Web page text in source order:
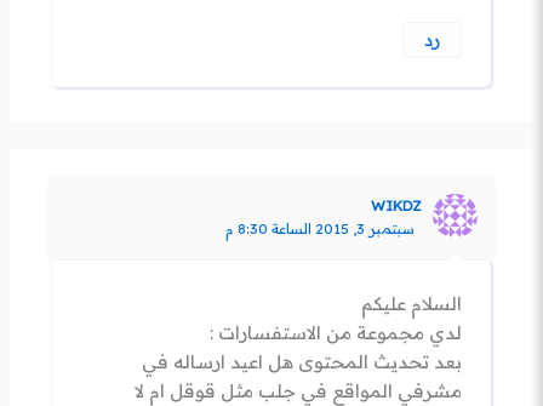
رد
WIKDZ
سبتمبر 3, 2015 الساعة 8:30 م
السلام عليكم
لدي مجموعة من الاستفسارات :
بعد تحديث المحتوى هل اعيد ارساله في
مشرفي المواقع في جلب مثل قوقل ام لا